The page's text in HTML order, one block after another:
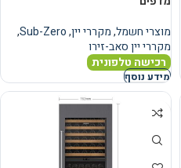
מוצרי חשמל,מקררי יין,
Sub-Zero
,
מקררי יין סאב-זירו
רכישה טלפונית
מידע נוסף